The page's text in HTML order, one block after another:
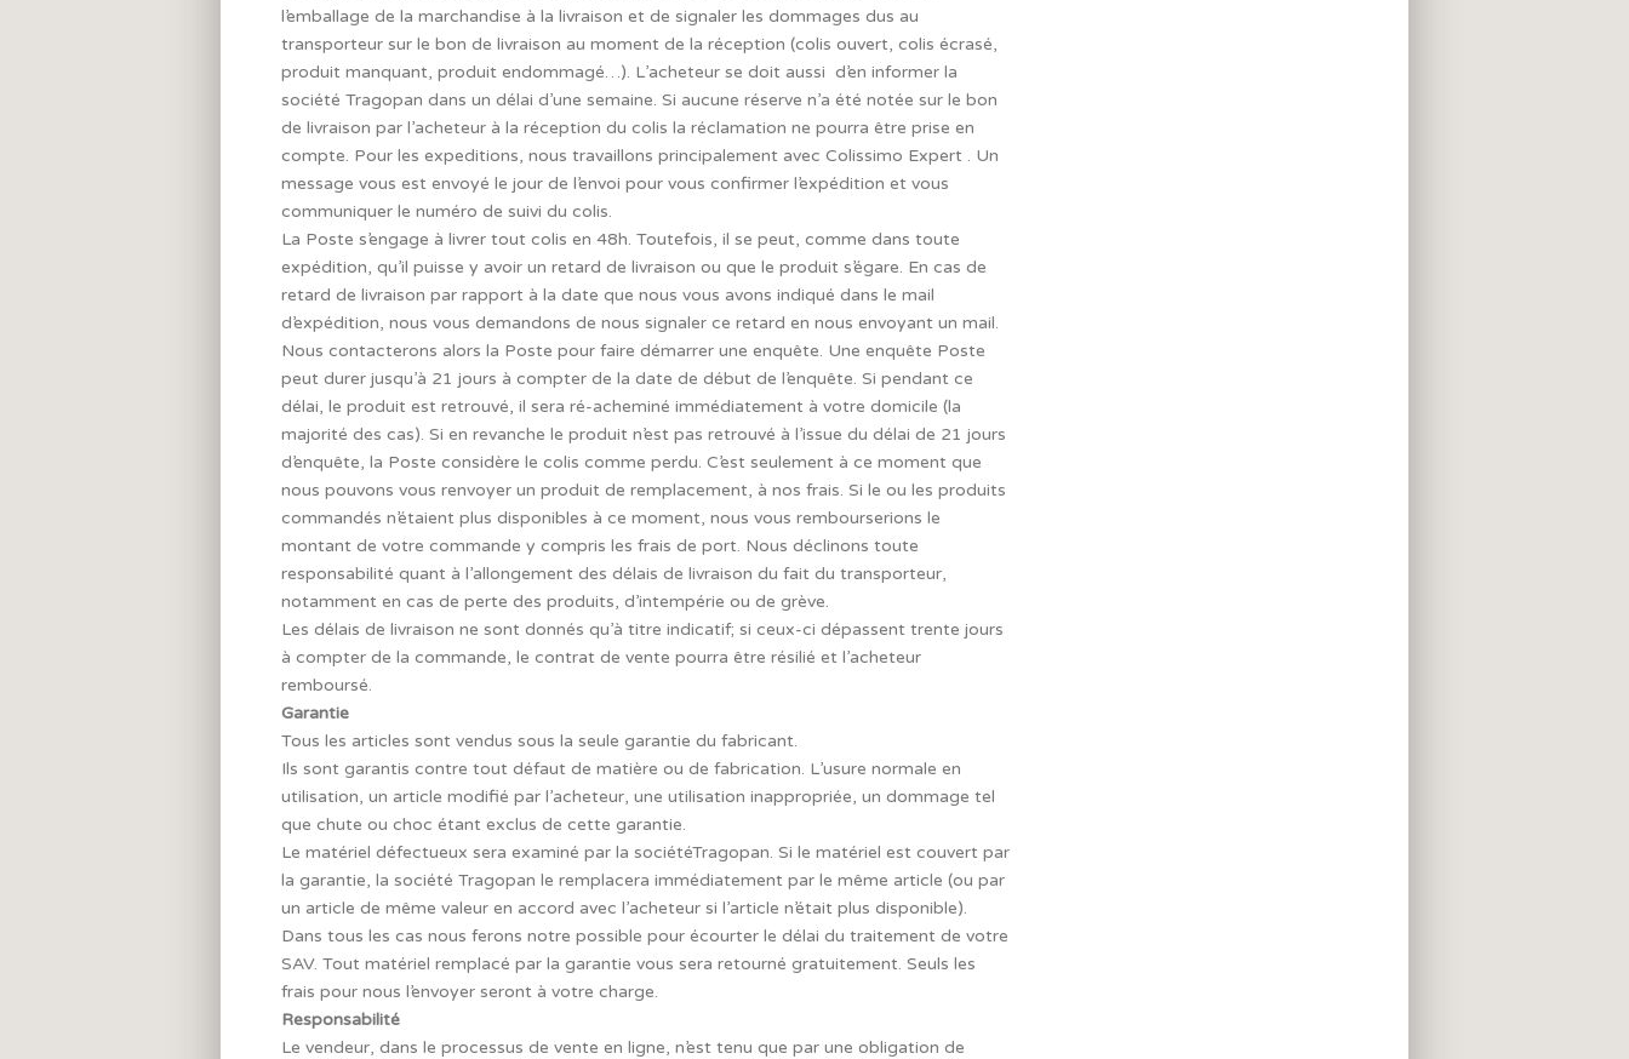
l’emballage de la marchandise à la livraison et de signaler les dommages dus au
transporteur sur le bon de livraison au moment de la réception (colis ouvert, colis écrasé,
produit manquant, produit endommagé…). L’acheteur se doit aussi d’en informer la
société Tragopan dans un délai d’une semaine. Si aucune réserve n’a été notée sur le bon
de livraison par l’acheteur à la réception du colis la réclamation ne pourra être prise en
compte. Pour les expeditions, nous travaillons principalement avec Colissimo Expert . Un
message vous est envoyé le jour de l’envoi pour vous confirmer l’expédition et vous
communiquer le numéro de suivi du colis.
La Poste s’engage à livrer tout colis en 48h. Toutefois, il se peut, comme dans toute
expédition, qu’il puisse y avoir un retard de livraison ou que le produit s’égare. En cas de
retard de livraison par rapport à la date que nous vous avons indiqué dans le mail
d’expédition, nous vous demandons de nous signaler ce retard en nous envoyant un mail.
Nous contacterons alors la Poste pour faire démarrer une enquête. Une enquête Poste
peut durer jusqu’à 21 jours à compter de la date de début de l’enquête. Si pendant ce
délai, le produit est retrouvé, il sera ré-acheminé immédiatement à votre domicile (la
majorité des cas). Si en revanche le produit n’est pas retrouvé à l’issue du délai de 21 jours
d’enquête, la Poste considère le colis comme perdu. C’est seulement à ce moment que
nous pouvons vous renvoyer un produit de remplacement, à nos frais. Si le ou les produits
commandés n’étaient plus disponibles à ce moment, nous vous rembourserions le
montant de votre commande y compris les frais de port. Nous déclinons toute
responsabilité quant à l’allongement des délais de livraison du fait du transporteur,
notamment en cas de perte des produits, d’intempérie ou de grève.
Les délais de livraison ne sont donnés qu’à titre indicatif; si ceux-ci dépassent trente jours
à compter de la commande, le contrat de vente pourra être résilié et l’acheteur
remboursé.
Garantie
Tous les articles sont vendus sous la seule garantie du fabricant.
Ils sont garantis contre tout défaut de matière ou de fabrication. L’usure normale en
utilisation, un article modifié par l’acheteur, une utilisation inappropriée, un dommage tel
que chute ou choc étant exclus de cette garantie.
Le matériel défectueux sera examiné par la sociétéTragopan. Si le matériel est couvert par
la garantie, la société Tragopan le remplacera immédiatement par le même article (ou par
un article de même valeur en accord avec l’acheteur si l’article n’était plus disponible).
Dans tous les cas nous ferons notre possible pour écourter le délai du traitement de votre
SAV. Tout matériel remplacé par la garantie vous sera retourné gratuitement. Seuls les
frais pour nous l’envoyer seront à votre charge.
Responsabilité
Le vendeur, dans le processus de vente en ligne, n’est tenu que par une obligation de